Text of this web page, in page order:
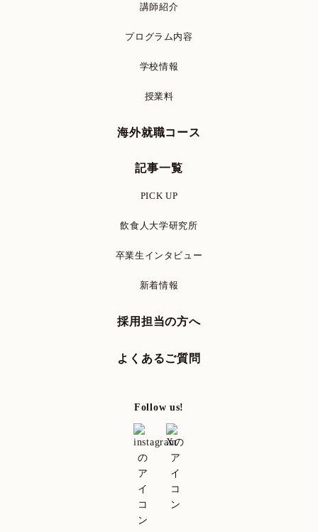
講師紹介
プログラム内容
学校情報
授業料
海外就職コース
記事一覧
PICK UP
飲食人大学研究所
卒業生インタビュー
新着情報
採用担当の方へ
よくあるご質問
Follow us!